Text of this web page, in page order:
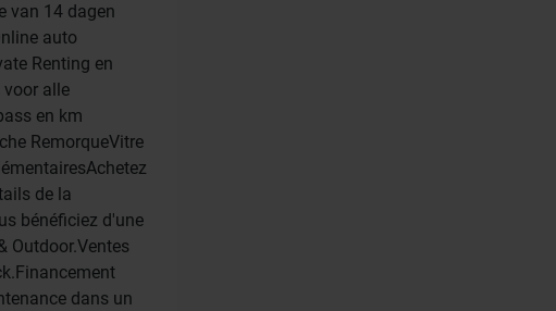
van 14 dagen
auto
Renting en
voor alle
en km
RemorqueVitre
de la
bénéficiez d'une
Outdoor.Ventes
dans un